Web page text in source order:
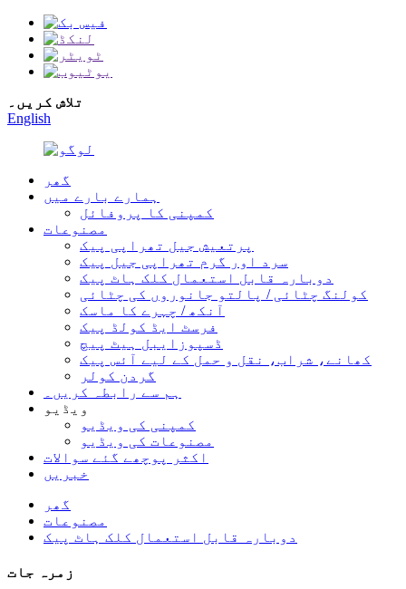
تلاش کریں۔
English
گھر
ہمارے بارے میں
کمپنی کا پروفائل
مصنوعات
پرتعیش جیل تھراپی پیک
سرد اور گرم تھراپی جیل پیک
دوبارہ قابل استعمال کلک ہاٹ پیک
کولنگ چٹائی / پالتو جانوروں کی چٹائی
آنکھ / چہرے کا ماسک
فرسٹ ایڈ کولڈ پیک
ڈسپوزایبل ہیٹ پیچ
کھانے، شراب، نقل و حمل کے لیے آئس پیک
گردن کولر
ہم سے رابطہ کریں۔
ویڈیو
کمپنی کی ویڈیو
مصنوعات کی ویڈیو
اکثر پوچھے گئے سوالات
خبریں
گھر
مصنوعات
دوبارہ قابل استعمال کلک ہاٹ پیک
زمرہ جات